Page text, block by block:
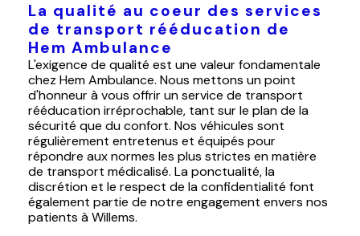
La qualité au coeur des services
de transport rééducation de
Hem Ambulance
L'exigence de qualité est une valeur fondamentale
chez Hem Ambulance. Nous mettons un point
d'honneur à vous offrir un service de transport
rééducation irréprochable, tant sur le plan de la
sécurité que du confort. Nos véhicules sont
régulièrement entretenus et équipés pour
répondre aux normes les plus strictes en matière
de transport médicalisé. La ponctualité, la
discrétion et le respect de la confidentialité font
également partie de notre engagement envers nos
patients à Willems.